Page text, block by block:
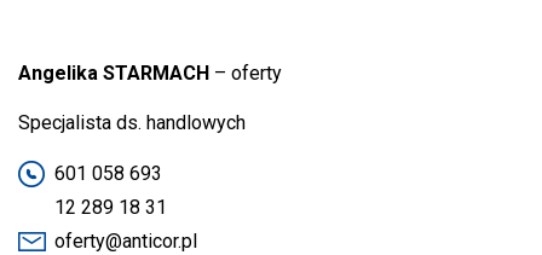
Angelika STARMACH – oferty
Specjalista ds. handlowych
601 058 693
12 289 18 31
oferty@anticor.pl